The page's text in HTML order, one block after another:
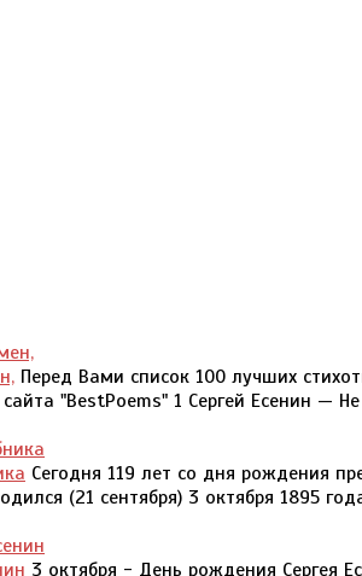
Перед Вами список 100 лучших
"BestPoems" 1 Сергей Есенин —
Сегодня 119 лет со дня рождения
(21 сентября) 3 октября 1895
3 октября - День рождения Сергея